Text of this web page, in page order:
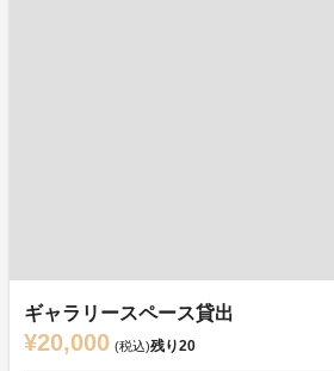
ギャラリースペース貸出
¥20,000 (税込)残り20